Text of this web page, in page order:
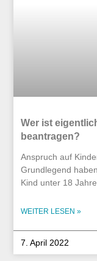
Wer ist
beantragen?
Anspruch auf
Grundlegend
Kind unter 18
WEITER LESEN »
7. April 2022